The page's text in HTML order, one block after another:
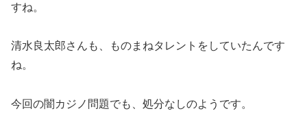
すね。
清水良太郎さんも、ものまねタレントをしていたんです
ね。
今回の闇カジノ問題でも、処分なしのようです。